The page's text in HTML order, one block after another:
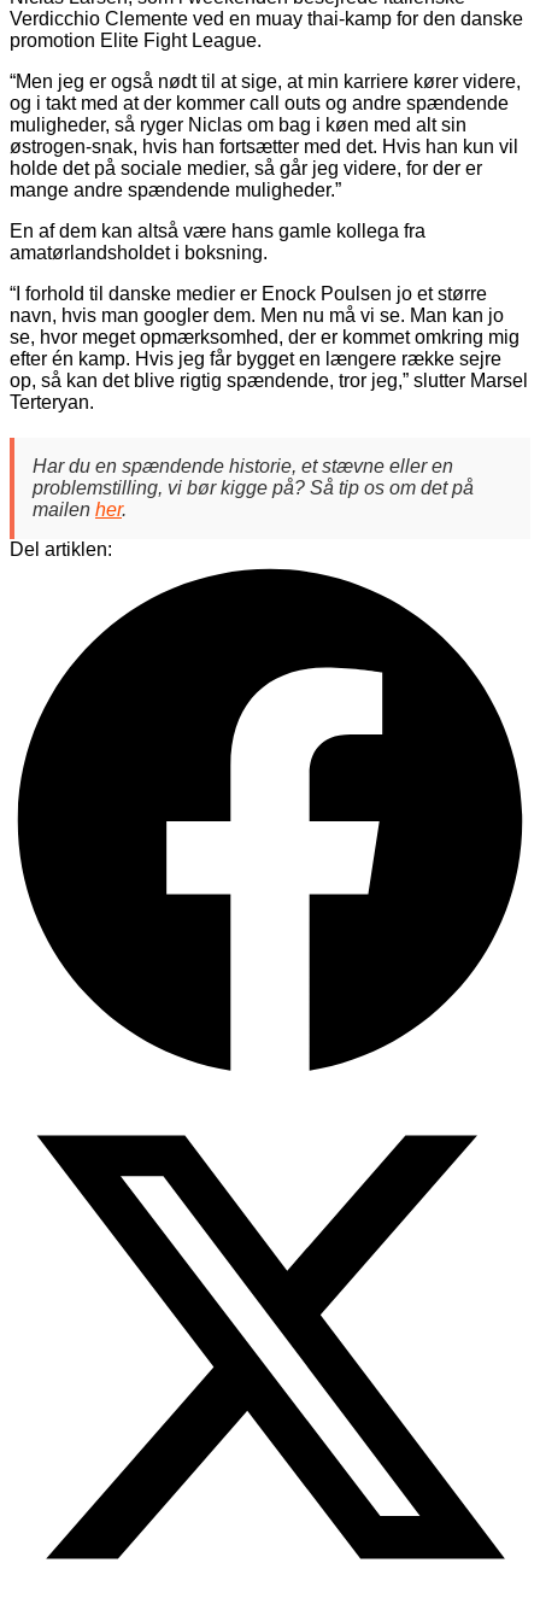
Verdicchio Clemente ved en muay thai-kamp for den danske
promotion Elite Fight League.
“Men jeg er også nødt til at sige, at min karriere kører videre,
og i takt med at der kommer call outs og andre spændende
muligheder, så ryger Niclas om bag i køen med alt sin
østrogen-snak, hvis han fortsætter med det. Hvis han kun vil
holde det på sociale medier, så går jeg videre, for der er
mange andre spændende muligheder.”
En af dem kan altså være hans gamle kollega fra
amatørlandsholdet i boksning.
“I forhold til danske medier er Enock Poulsen jo et større
navn, hvis man googler dem. Men nu må vi se. Man kan jo
se, hvor meget opmærksomhed, der er kommet omkring mig
efter én kamp. Hvis jeg får bygget en længere række sejre
op, så kan det blive rigtig spændende, tror jeg,” slutter Marsel
Terteryan.
Har du en spændende historie, et stævne eller en
problemstilling, vi bør kigge på? Så tip os om det på
mailen her.
Del artiklen: